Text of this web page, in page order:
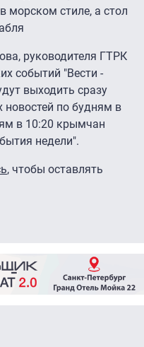
морском стиле, а стол
руководителя ГТРК
событий "Вести -
выходить сразу
по будням в
в 10:20 крымчан
недели".
, чтобы оставлять